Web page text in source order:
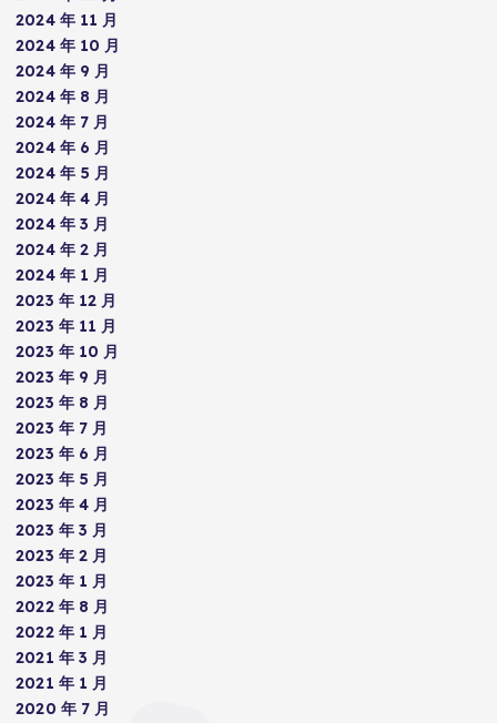
2024 年 11 月
2024 年 10 月
2024 年 9 月
2024 年 8 月
2024 年 7 月
2024 年 6 月
2024 年 5 月
2024 年 4 月
2024 年 3 月
2024 年 2 月
2024 年 1 月
2023 年 12 月
2023 年 11 月
2023 年 10 月
2023 年 9 月
2023 年 8 月
2023 年 7 月
2023 年 6 月
2023 年 5 月
2023 年 4 月
2023 年 3 月
2023 年 2 月
2023 年 1 月
2022 年 8 月
2022 年 1 月
2021 年 3 月
2021 年 1 月
2020 年 7 月